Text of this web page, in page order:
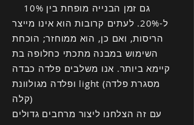
ל-20%. לעתים קרובות הוא אינו מייצר
הריסות, ואם כן, הוא ממוחזר; הוכחת
השימוש במבנה מתכתי כחלופה בת
קיימא ביותר. אנו משלבים פלדה כבדה
ופלדה מגולוונת light (מסגרת פלדה
קלה)
עם זה הצלחנו ליצור מרחבים גדולים